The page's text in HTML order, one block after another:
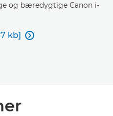
og bæredygtige Canon i-
kb] 